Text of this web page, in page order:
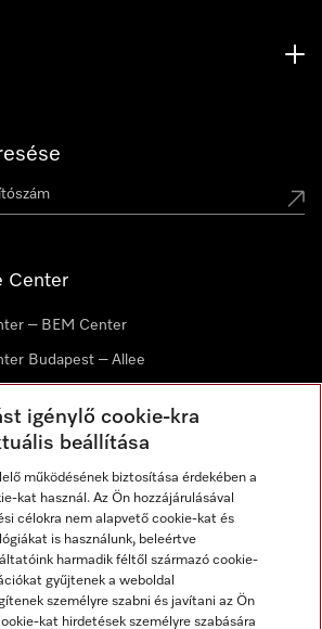
Center
– BEM Center
Budapest – Allee
igénylő cookie-kra
beállítása
működésének biztosítása érdekében a
kat használ. Az Ön hozzájárulásával
célokra nem alapvető cookie-kat és
is használunk, beleértve
harmadik féltől származó cookie-
gyűjtenek a weboldal
személyre szabni és javítani az Ön
kat hirdetések személyre szabására